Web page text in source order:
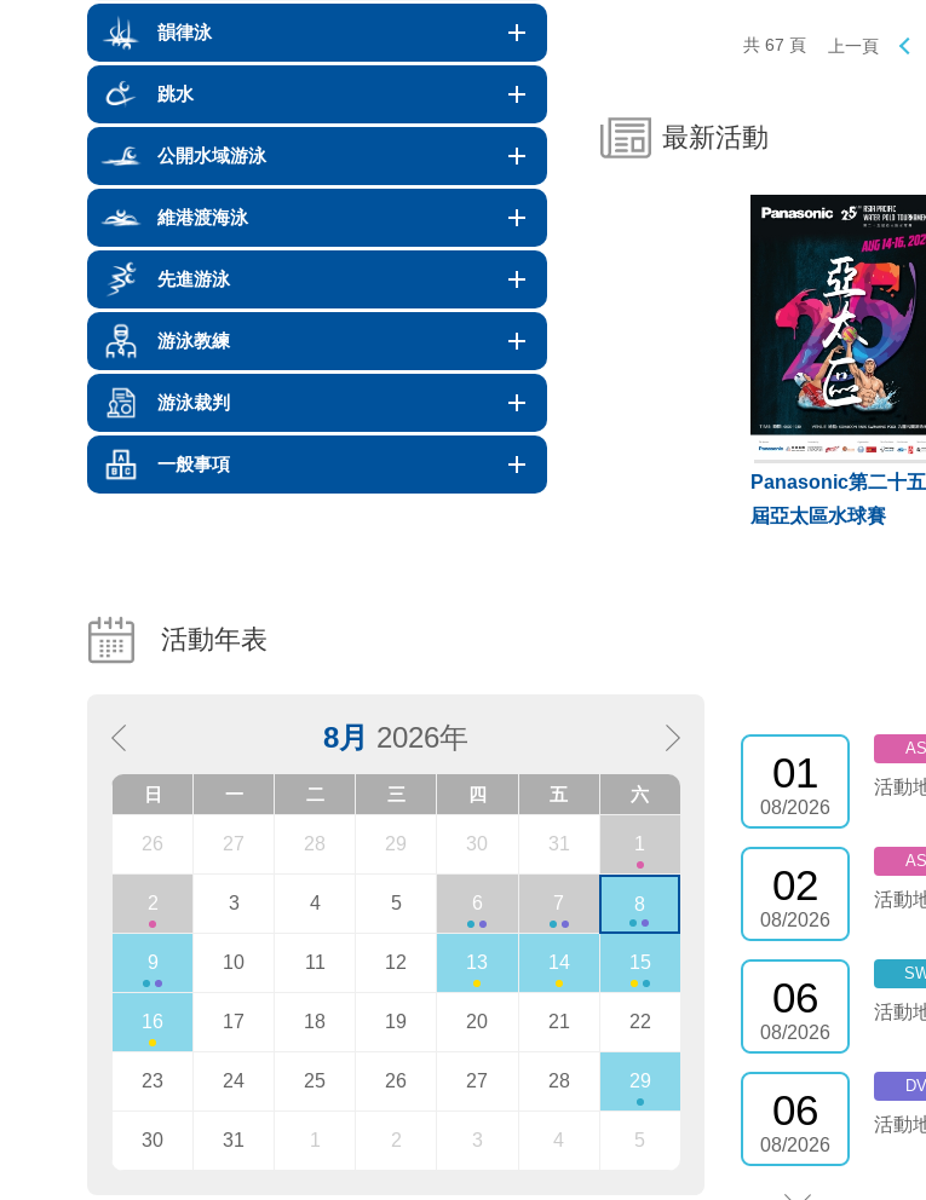
韻律泳
跳水
公開水域游泳
維港渡海泳
先進游泳
游泳教練
游泳裁判
一般事項
共 67 頁 上一頁
最新活動
Panasonic第二十五
屆亞太區水球賽
活動年表
8月 2026年
日 一 二 三 四 五 六
26 27 28 29 30 31 1
2 3 4 5 6 7 8
9 10 11 12 13 14 15
16 17 18 19 20 21 22
23 24 25 26 27 28 29
30 31 1 2 3 4 5
01
08/2026
AS
活動
02
08/2026
AS
活動
06
08/2026
活動
06
08/2026
DV
活動